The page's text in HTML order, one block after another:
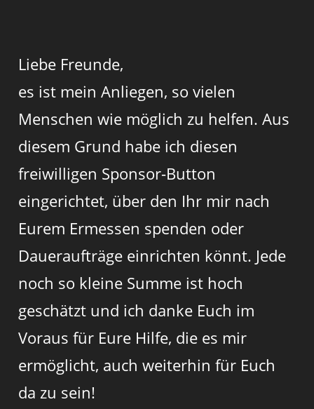
Liebe Freunde,
es ist mein Anliegen, so vielen
Menschen wie möglich zu helfen. Aus
diesem Grund habe ich diesen
freiwilligen Sponsor-Button
eingerichtet, über den Ihr mir nach
Eurem Ermessen spenden oder
Daueraufträge einrichten könnt. Jede
noch so kleine Summe ist hoch
geschätzt und ich danke Euch im
Voraus für Eure Hilfe, die es mir
ermöglicht, auch weiterhin für Euch
da zu sein!